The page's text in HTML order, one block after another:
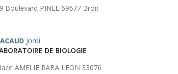
Boulevard PINEL 69677 Bron
Jordi
DE BIOLOGIE
AMELIE RABA LEON 33076